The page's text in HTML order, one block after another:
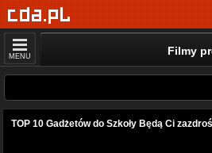
MENU Filmy
TOP 10 Gadżetów do Szkoły Będą Ci